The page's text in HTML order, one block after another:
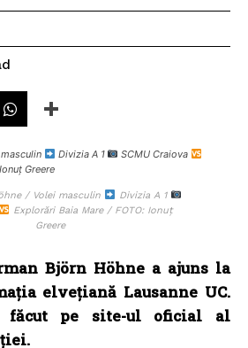
Divizia A 1
SCMU Craiova
Greere
/ Volei masculin
Divizia A 1
Explorări Baia Mare / FOTO: Ionuț
Greere
Björn Höhne a ajuns la
elvețiană Lausanne UC.
făcut pe site-ul oficial al